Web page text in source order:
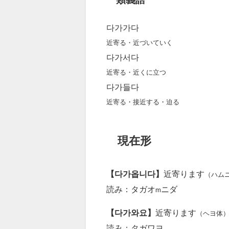
다가가다
近寄る・近づいていく
다가서다
近寄る・近くに立つ
다가들다
近寄る・接近する・迫る
現在形
【다가옵니다】 近寄ります （ハム
読み：タガオm ニダ
【다가와요】 近寄ります （ヘヨ体）